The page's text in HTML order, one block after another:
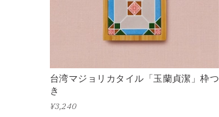
台湾マジョリカタイル「玉蘭貞潔」枠つ
き
¥3,240